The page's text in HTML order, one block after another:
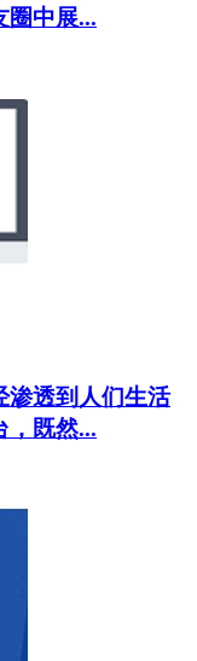
圈中展...
渗透到人们生活
，既然...